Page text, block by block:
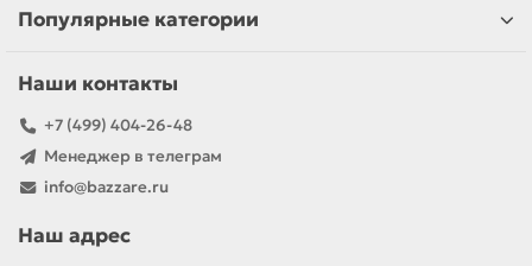
Популярные категории
Наши контакты
+7 (499) 404-26-48
Менеджер в телеграм
info@bazzare.ru
Наш адрес